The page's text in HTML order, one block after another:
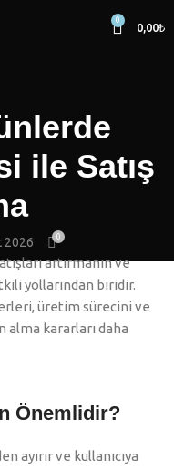
0
0,00₺
ile Satış
2026 0
artırmanın ve
yollarından biridir.
üretim sürecini ve
alma kararları daha
Önemlidir?
ayırır ve kullanıcıya